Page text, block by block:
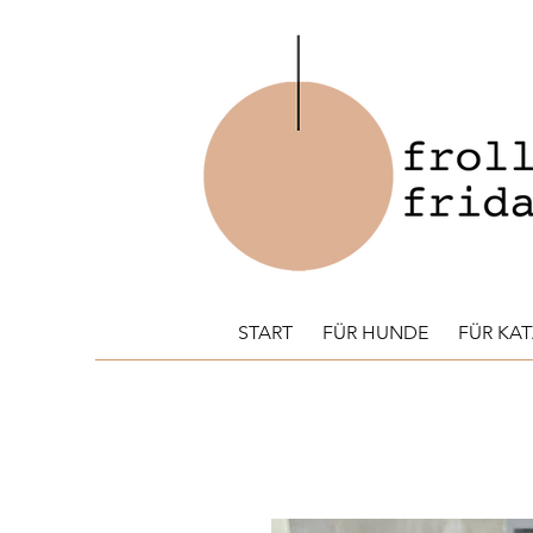
START FÜR HUNDE FÜR